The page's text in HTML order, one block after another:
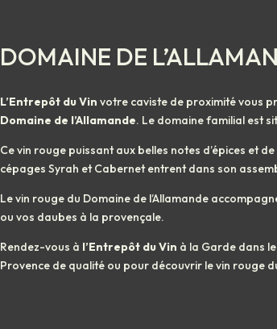
DOMAINE DE
L’Entrepôt du Vin votre caviste de proximité vous
Domaine de l’Allamande. Le domaine familial est
Ce vin rouge puissant aux belles notes d’épices et
cépages Syrah et Cabernet entrent dans son
Le vin rouge du Domaine de l’Allamande
ou vos daubes à la provençale.
Rendez-vous à l’Entrepôt du Vin à la Garde dans
Provence de qualité ou pour découvrir le vin rouge